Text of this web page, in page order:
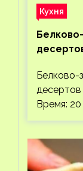
Кухня
Белково-
десертов
Время: